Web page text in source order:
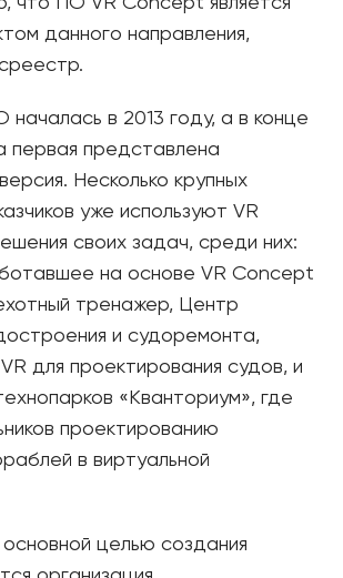
данного направления,
в 2013 году, а в конце
первая представлена
Несколько крупных
уже используют VR
своих задач, среди них:
на основе VR Concept
тренажер, Центр
и судоремонта,
для проектирования судов, и
«Кванториум», где
проектированию
в виртуальной
целью создания